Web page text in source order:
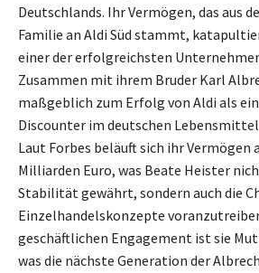
Deutschlands. Ihr Vermögen, das aus
Familie an Aldi Süd stammt,
einer der erfolgreichsten
Zusammen mit ihrem Bruder Karl
maßgeblich zum Erfolg von Aldi als
Discounter im deutschen
Laut Forbes beläuft sich ihr Vermögen
Milliarden Euro, was Beate Heister
Stabilität gewährt, sondern auch die
Einzelhandelskonzepte
geschäftlichen Engagement ist sie
was die nächste Generation der